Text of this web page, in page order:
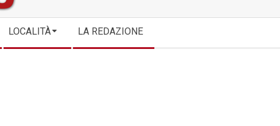
LOCALITÀ LA REDAZIONE